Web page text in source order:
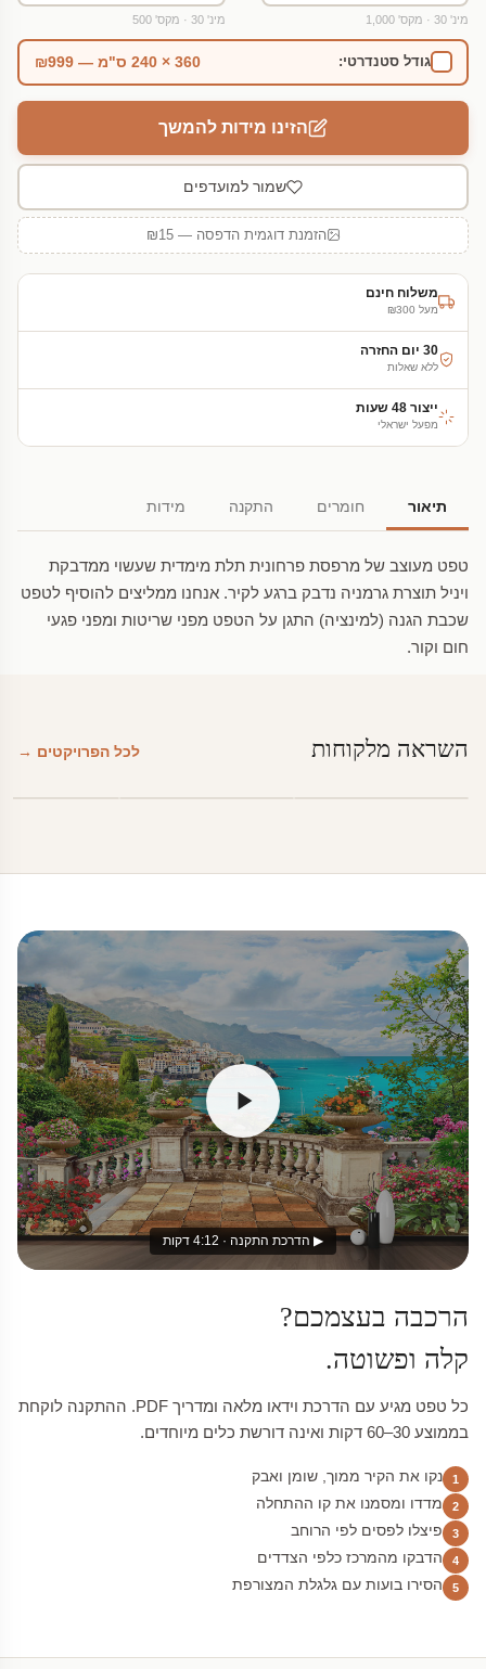
מינ' 30 · מקס' 1,000 מינ' 30 · מקס' 500
גודל סטנדרטי: 360 × 240 ס"מ — ₪999
הזינו מידות להמשך
שמור למועדפים
הזמנת דוגמית הדפסה — ₪15
משלוח חינם
מעל ₪300
30 יום החזרה
ללא שאלות
ייצור 48 שעות
מפעל ישראלי
תיאור חומרים התקנה מידות
טפט מעוצב של מרפסת פרחונית תלת מימדית שעשוי ממדבקת
ויניל תוצרת גרמניה נדבק ברגע לקיר. אנחנו ממליצים להוסיף לטפט
שכבת הגנה (למינציה) התגן על הטפט מפני שריטות ומפני פגעי
חום וקור.
השראה מלקוחות לכל הפרויקטים →
▶ הדרכת התקנה · 4:12 דקות
הרכבה בעצמכם?
קלה ופשוטה.
כל טפט מגיע עם הדרכת וידאו מלאה ומדריך PDF. ההתקנה לוקחת
בממוצע 30–60 דקות ואינה דורשת כלים מיוחדים.
1 נקו את הקיר ממוך, שומן ואבק
2 מדדו ומסמנו את קו ההתחלה
3 פיצלו לפסים לפי הרוחב
4 הדבקו מהמרכז כלפי הצדדים
5 הסירו בועות עם גלגלת המצורפת